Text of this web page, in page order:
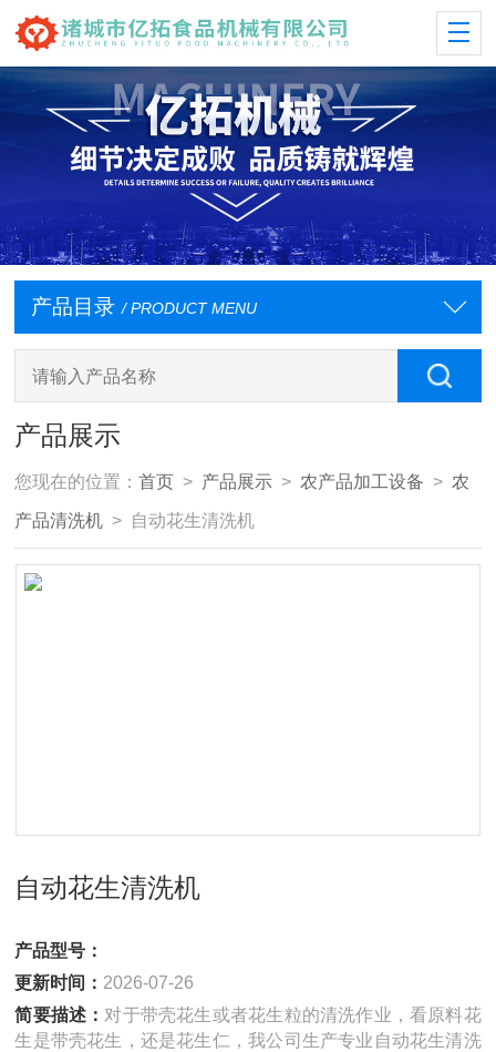
产品目录 / PRODUCT MENU
产品展示
您现在的位置：首页 > 产品展示 > 农产品加工设备 > 农
产品清洗机 > 自动花生清洗机
自动花生清洗机
产品型号：
更新时间： 2026-07-26
简要描述： 对于带壳花生或者花生粒的清洗作业，看原料花
生是带壳花生，还是花生仁，我公司生产专业自动花生清洗